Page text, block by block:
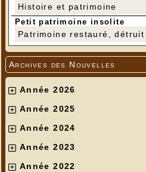
Histoire et patrimoine
Petit patrimoine insolite
Patrimoine restauré,
Archives des Nouvelles
Année 2026
Année 2025
Année 2024
Année 2023
Année 2022